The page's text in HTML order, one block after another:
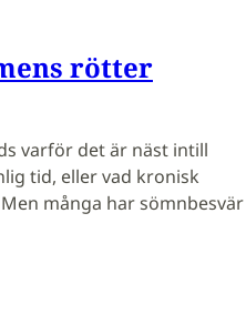
rötter
varför det är näst intill
tid, eller vad kronisk
många har sömnbesvär